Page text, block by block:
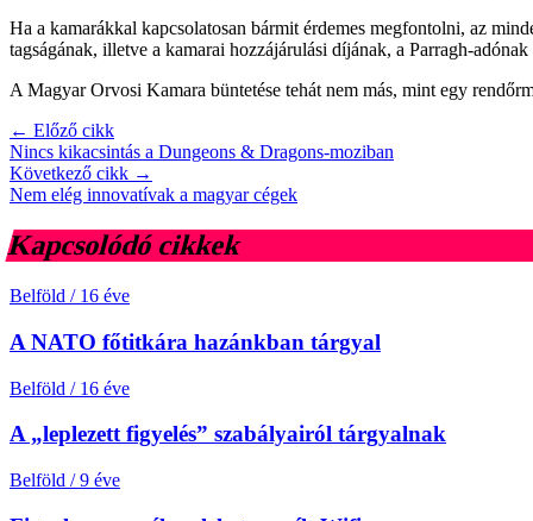
Ha a kamarákkal kapcsolatosan bármit érdemes megfontolni, az
tagságának, illetve a kamarai hozzájárulási díjának, a Parragh-
A Magyar Orvosi Kamara büntetése tehát nem más, mint egy
← Előző cikk
Nincs kikacsintás a Dungeons & Dragons-moziban
Következő cikk →
Nem elég innovatívak a magyar cégek
Kapcsolódó cikkek
Belföld / 16 éve
A NATO főtitkára hazánkban tárgyal
Belföld / 16 éve
A „leplezett figyelés” szabályairól tárgyalnak
Belföld / 9 éve